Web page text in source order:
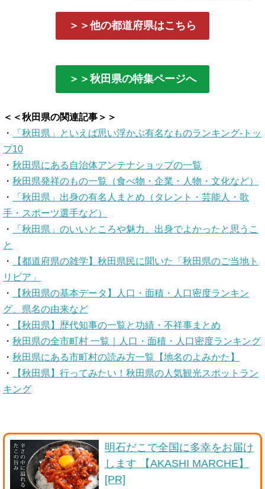
＞＞他の都道府県はこちら
＞＞秋田県の特集ページへ
＜＜秋田県の関連記事＞＞
・
「秋田県」といえば思い浮かぶ有名なものランキング-トッ
プ10
・ 秋田県にある自治体アンテナショップの一覧
・ 秋田県発祥のもの一覧（食べ物・企業・人物・文化など）
・
「秋田県」出身の有名人まとめ（タレント・芸能人・歌
手・スポーツ選手など）
・
「秋田県」のいいところや魅力、出身でよかったと思うこ
と
・
【都道府県の雑学】秋田県民に聞いた「秋田県のご当地ト
リビア」
・
【秋田県の基本データ】人口・面積・人口密度ランキン
グ、県名の由来など
・
【秋田県】歴代知事の一覧と功績・不祥事まとめ
・ 秋田県の全市町村 一覧｜人口・面積・人口密度ランキング
・ 秋田県にある市町村の読み方一覧【地名のよみかた】
・
【秋田県】行ってみたい！秋田県の人気観光スポットラン
キング
明石だこで全国に多幸をお届け
します 【AKASHI MARCHE】
[PR]